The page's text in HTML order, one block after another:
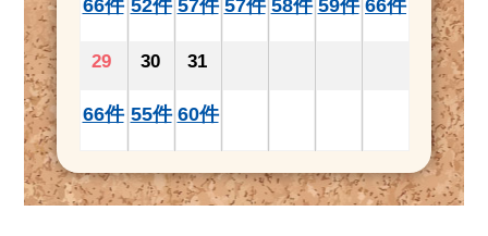
66件 52件 57件 57件 58件 59件 66件
29
66件
30
55件
31
60件